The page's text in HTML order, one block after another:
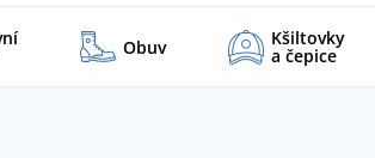
Obuv Kšiltovky
a čepice